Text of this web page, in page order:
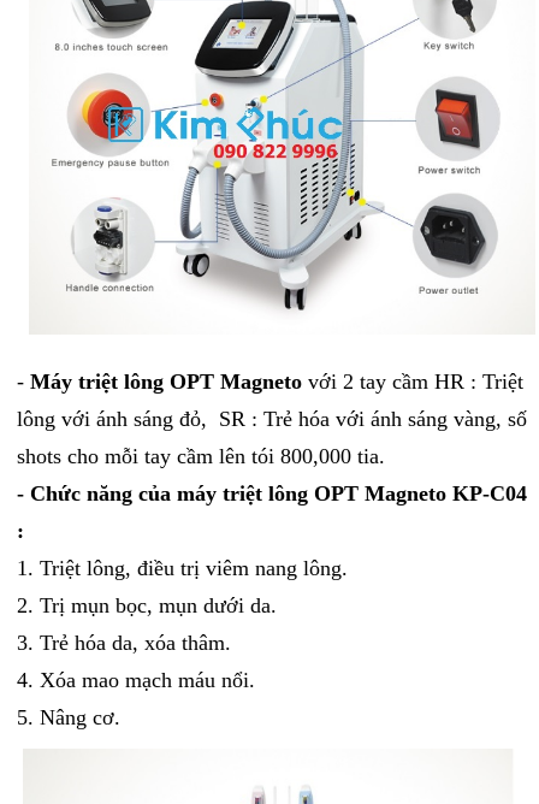
-Máy triệt lông OPT Magneto với 2 tay cầm HR : Triệt
lông với ánh sáng đỏ, SR : Trẻ hóa với ánh sáng vàng, số
shots cho mỗi tay cầm lên tói 800,000 tia.
- Chức năng của máy triệt lông OPT Magneto KP-C04
:
1. Triệt lông, điều trị viêm nang lông.
2. Trị mụn bọc, mụn dưới da.
3. Trẻ hóa da, xóa thâm.
4. Xóa mao mạch máu nổi.
5. Nâng cơ.